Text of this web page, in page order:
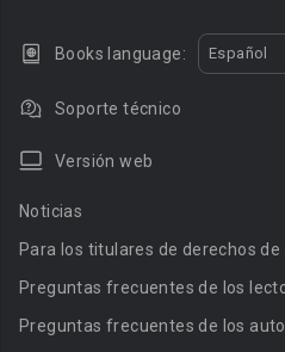
Books language: Español
Soporte técnico
Versión web
Noticias
Para los titulares de derechos
Preguntas frecuentes de los
Preguntas frecuentes de los